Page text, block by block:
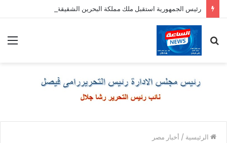
رئيس الجمهورية استقبل ملك مملكة البحرين الشقيقة
عن
الرئيسية / أخبار مصر